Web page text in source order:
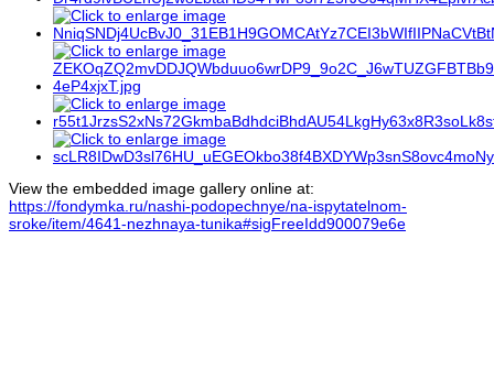
View the embedded image gallery online at:
https://fondymka.ru/nashi-podopechnye/na-ispytatelnom-
sroke/item/4641-nezhnaya-tunika#sigFreeIdd900079e6e